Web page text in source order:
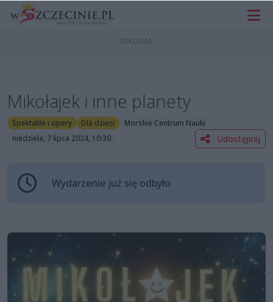
Mikołajek i inne planety
Spektakle i opery Dla dzieci
Morskie Centrum Nauki
niedziela, 7 lipca 2024, 10:30
Udostępnij
Wydarzenie już się odbyło